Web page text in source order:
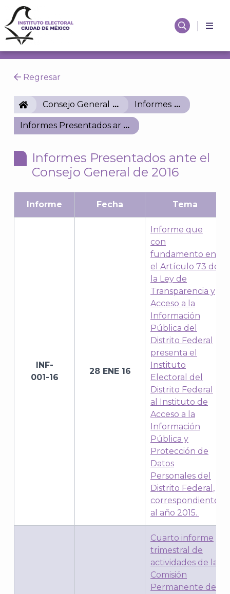
Regresar
IECMConsejo General Informes
Informes Presentados ante el Consejo General de
Informes Presentados ante el
Consejo General de 2016
Informe Fecha Tema
INF-
001-16
28 ENE 16
Informe que
con
fundamento en
el Artículo 73 de
la Ley de
Transparencia y
Acceso a la
Información
Pública del
Distrito Federal
presenta el
Instituto
Electoral del
Distrito Federal
al Instituto de
Acceso a la
Información
Pública y
Protección de
Datos
Personales del
Distrito Federal,
correspondiente
al año 2015.
Cuarto informe
trimestral de
actividades de la
Comisión
Permanente de